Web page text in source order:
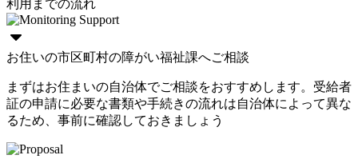
利用までの流れ
お住いの市区町村の障がい福祉課へご相談
まずはお住まいの自治体でご相談をおすすめします。受給者
証の申請に必要な書類や手続きの流れは自治体によって異な
るため、事前に確認しておきましょう